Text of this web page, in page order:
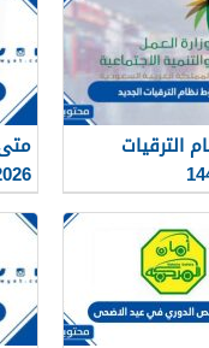
الترقيات
– 1448